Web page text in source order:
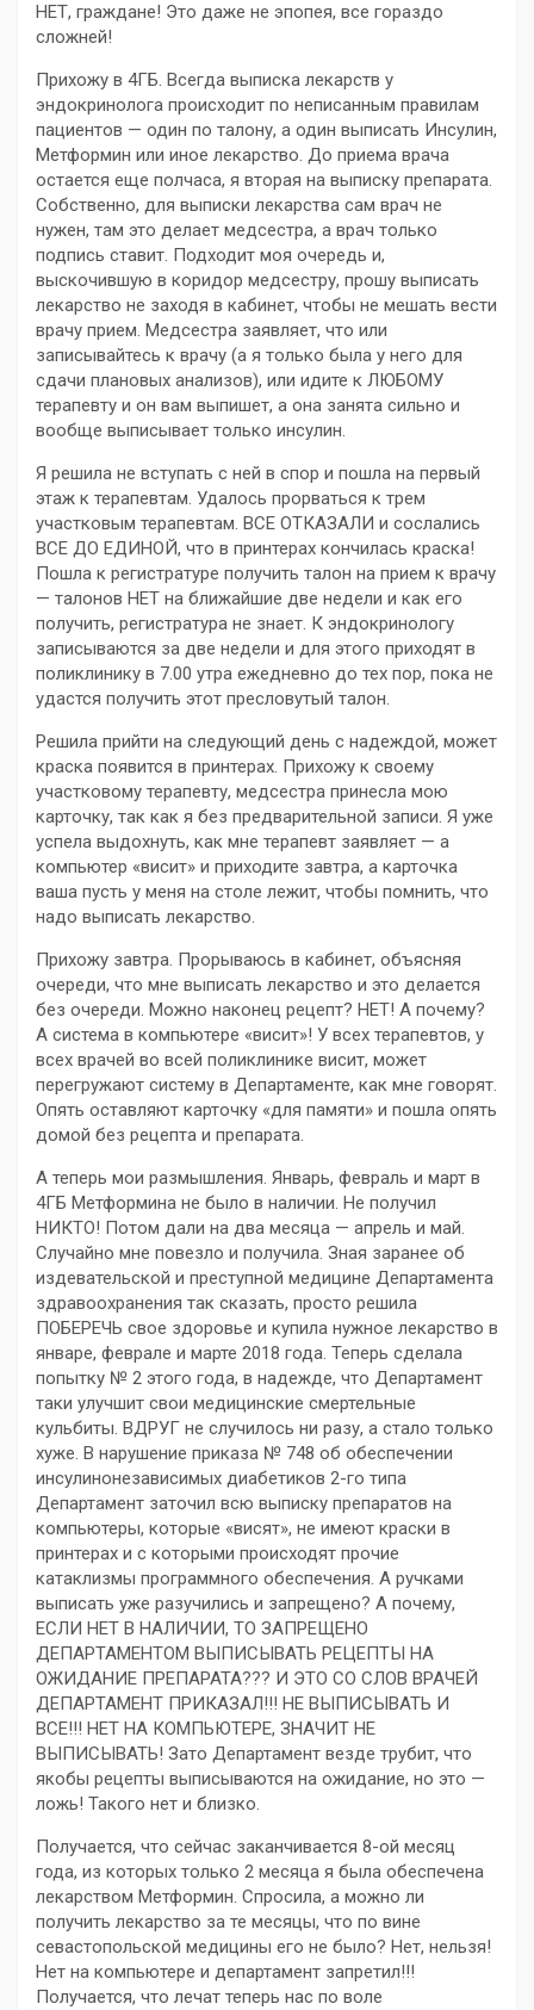
НЕТ, граждане! Это даже не эпопея, все гораздо
сложней!
Прихожу в 4ГБ. Всегда выписка лекарств у
эндокринолога происходит по неписанным правилам
пациентов — один по талону, а один выписать Инсулин,
Метформин или иное лекарство. До приема врача
остается еще полчаса, я вторая на выписку препарата.
Собственно, для выписки лекарства сам врач не
нужен, там это делает медсестра, а врач только
подпись ставит. Подходит моя очередь и,
выскочившую в коридор медсестру, прошу выписать
лекарство не заходя в кабинет, чтобы не мешать вести
врачу прием. Медсестра заявляет, что или
записывайтесь к врачу (а я только была у него для
сдачи плановых анализов), или идите к ЛЮБОМУ
терапевту и он вам выпишет, а она занята сильно и
вообще выписывает только инсулин.
Я решила не вступать с ней в спор и пошла на первый
этаж к терапевтам. Удалось прорваться к трем
участковым терапевтам. ВСЕ ОТКАЗАЛИ и сослались
ВСЕ ДО ЕДИНОЙ, что в принтерах кончилась краска!
Пошла к регистратуре получить талон на прием к врачу
— талонов НЕТ на ближайшие две недели и как его
получить, регистратура не знает. К эндокринологу
записываются за две недели и для этого приходят в
поликлинику в 7.00 утра ежедневно до тех пор, пока не
удастся получить этот пресловутый талон.
Решила прийти на следующий день с надеждой, может
краска появится в принтерах. Прихожу к своему
участковому терапевту, медсестра принесла мою
карточку, так как я без предварительной записи. Я уже
успела выдохнуть, как мне терапевт заявляет — а
компьютер «висит» и приходите завтра, а карточка
ваша пусть у меня на столе лежит, чтобы помнить, что
надо выписать лекарство.
Прихожу завтра. Прорываюсь в кабинет, объясняя
очереди, что мне выписать лекарство и это делается
без очереди. Можно наконец рецепт? НЕТ! А почему?
А система в компьютере «висит»! У всех терапевтов, у
всех врачей во всей поликлинике висит, может
перегружают систему в Департаменте, как мне говорят.
Опять оставляют карточку «для памяти» и пошла опять
домой без рецепта и препарата.
А теперь мои размышления. Январь, февраль и март в
4ГБ Метформина не было в наличии. Не получил
НИКТО! Потом дали на два месяца — апрель и май.
Случайно мне повезло и получила. Зная заранее об
издевательской и преступной медицине Департамента
здравоохранения так сказать, просто решила
ПОБЕРЕЧЬ свое здоровье и купила нужное лекарство в
январе, феврале и марте 2018 года. Теперь сделала
попытку № 2 этого года, в надежде, что Департамент
таки улучшит свои медицинские смертельные
кульбиты. ВДРУГ не случилось ни разу, а стало только
хуже. В нарушение приказа № 748 об обеспечении
инсулинонезависимых диабетиков 2-го типа
Департамент заточил всю выписку препаратов на
компьютеры, которые «висят», не имеют краски в
принтерах и с которыми происходят прочие
катаклизмы программного обеспечения. А ручками
выписать уже разучились и запрещено? А почему,
ЕСЛИ НЕТ В НАЛИЧИИ, ТО ЗАПРЕЩЕНО
ДЕПАРТАМЕНТОМ ВЫПИСЫВАТЬ РЕЦЕПТЫ НА
ОЖИДАНИЕ ПРЕПАРАТА??? И ЭТО СО СЛОВ ВРАЧЕЙ
ДЕПАРТАМЕНТ ПРИКАЗАЛ!!! НЕ ВЫПИСЫВАТЬ И
ВСЕ!!! НЕТ НА КОМПЬЮТЕРЕ, ЗНАЧИТ НЕ
ВЫПИСЫВАТЬ! Зато Департамент везде трубит, что
якобы рецепты выписываются на ожидание, но это —
ложь! Такого нет и близко.
Получается, что сейчас заканчивается 8-ой месяц
года, из которых только 2 месяца я была обеспечена
лекарством Метформин. Спросила, а можно ли
получить лекарство за те месяцы, что по вине
севастопольской медицины его не было? Нет, нельзя!
Нет на компьютере и департамент запретил!!!
Получается, что лечат теперь нас по воле